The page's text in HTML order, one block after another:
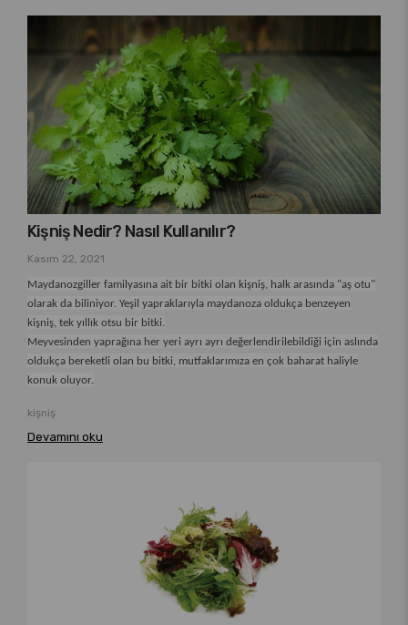
Kişniş Nedir? Nasıl Kullanılır?
Kasım 22, 2021
Maydanozgiller familyasına ait bir bitki olan kişniş, halk arasında "aş otu"
olarak da biliniyor. Yeşil yapraklarıyla maydanoza oldukça benzeyen
kişniş, tek yıllık otsu bir bitki.
Meyvesinden yaprağına her yeri ayrı ayrı değerlendirilebildiği için aslında
oldukça bereketli olan bu bitki, mutfaklarımıza en çok baharat haliyle
konuk oluyor.
kişniş
Devamını oku